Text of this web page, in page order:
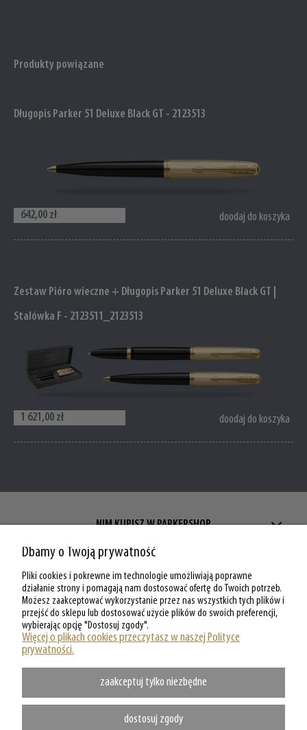
Produkty powiązane
Długopis Parker 51 Deluxe Black GT - 2123513
642,00 zł doodaj do koszyka
Zestaw Pióro wieczne + Długopis Parker 51 Deluxe Black GT |
Stalówka F - 2123511_2123513
1 621,00 zł doodaj do koszyka
NIM KUPISZ W PARKERSHOP
ZAKUPY W PARKERSHOP
MOJE KONTO W PARKERSHOP
O PARKERSHOP
Dbamy o Twoją prywatność
Pliki cookies i pokrewne im technologie umożliwiają poprawne
działanie strony i pomagają nam dostosować ofertę do Twoich potrzeb.
Możesz zaakceptować wykorzystanie przez nas wszystkich tych plików i
przejść do sklepu lub dostosować użycie plików do swoich preferencji,
wybierając opcję "Dostosuj zgody".
Więcej o plikach cookies przeczytasz w naszej Polityce
prywatności.
zaakceptuj tylko niezbędne
dostosuj zgody